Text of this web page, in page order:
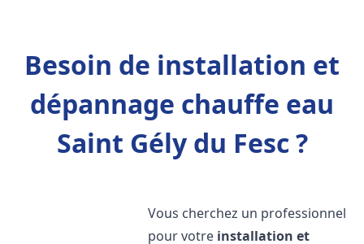
Besoin de installation et
dépannage chauffe eau
Saint Gély du Fesc ?
Vous cherchez un professionnel
pour votre installation et